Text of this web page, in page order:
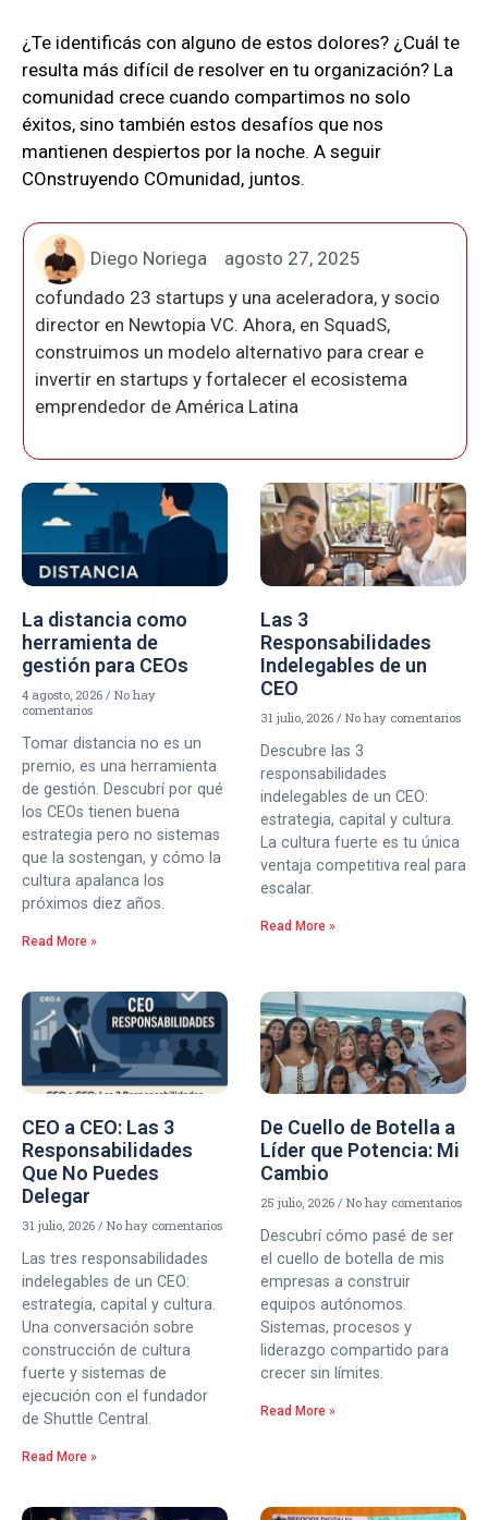
¿Te identificás con alguno de estos dolores? ¿Cuál te
resulta más difícil de resolver en tu organización? La
comunidad crece cuando compartimos no solo
éxitos, sino también estos desafíos que nos
mantienen despiertos por la noche. A seguir
COnstruyendo COmunidad, juntos.
Diego Noriega
agosto 27, 2025
cofundado 23 startups y una aceleradora, y socio
director en Newtopia VC. Ahora, en SquadS,
construimos un modelo alternativo para crear e
invertir en startups y fortalecer el ecosistema
emprendedor de América Latina
La distancia como
herramienta de
gestión para CEOs
4 agosto, 2026
No hay
comentarios
Tomar distancia no es un
premio, es una herramienta
de gestión. Descubrí por qué
los CEOs tienen buena
estrategia pero no sistemas
que la sostengan, y cómo la
cultura apalanca los
próximos diez años.
Read More »
Las 3
Responsabilidades
Indelegables de un
CEO
31 julio, 2026 No hay comentarios
Descubre las 3
responsabilidades
indelegables de un CEO:
estrategia, capital y cultura.
La cultura fuerte es tu única
ventaja competitiva real para
escalar.
Read More »
CEO a CEO: Las 3
Responsabilidades
Que No Puedes
Delegar
31 julio, 2026 No hay comentarios
Las tres responsabilidades
indelegables de un CEO:
estrategia, capital y cultura.
Una conversación sobre
construcción de cultura
fuerte y sistemas de
ejecución con el fundador
de Shuttle Central.
Read More »
De Cuello de Botella a
Líder que Potencia: Mi
Cambio
25 julio, 2026 No hay comentarios
Descubrí cómo pasé de ser
el cuello de botella de mis
empresas a construir
equipos autónomos.
Sistemas, procesos y
liderazgo compartido para
crecer sin límites.
Read More »